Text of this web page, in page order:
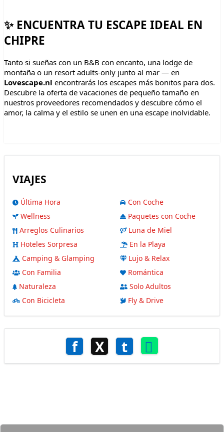
✨ ENCUENTRA TU ESCAPE IDEAL EN
CHIPRE
Tanto si sueñas con un B&B con encanto, una lodge de
montaña o un resort adults-only junto al mar — en
Lovescape.nl encontrarás los escapes más bonitos para dos.
Descubre la oferta de vacaciones de pequeño tamaño en
nuestros proveedores recomendados y descubre cómo el
amor, la calma y el estilo se unen en una escape inolvidable.
VIAJES
Última Hora
Wellness
Arreglos Culinarios
Hoteles Sorpresa
Camping & Glamping
Con Familia
Naturaleza
Con Bicicleta
Con Coche
Paquetes con Coche
Luna de Miel
En la Playa
Lujo & Relax
Romántica
Solo Adultos
Fly & Drive
f X t